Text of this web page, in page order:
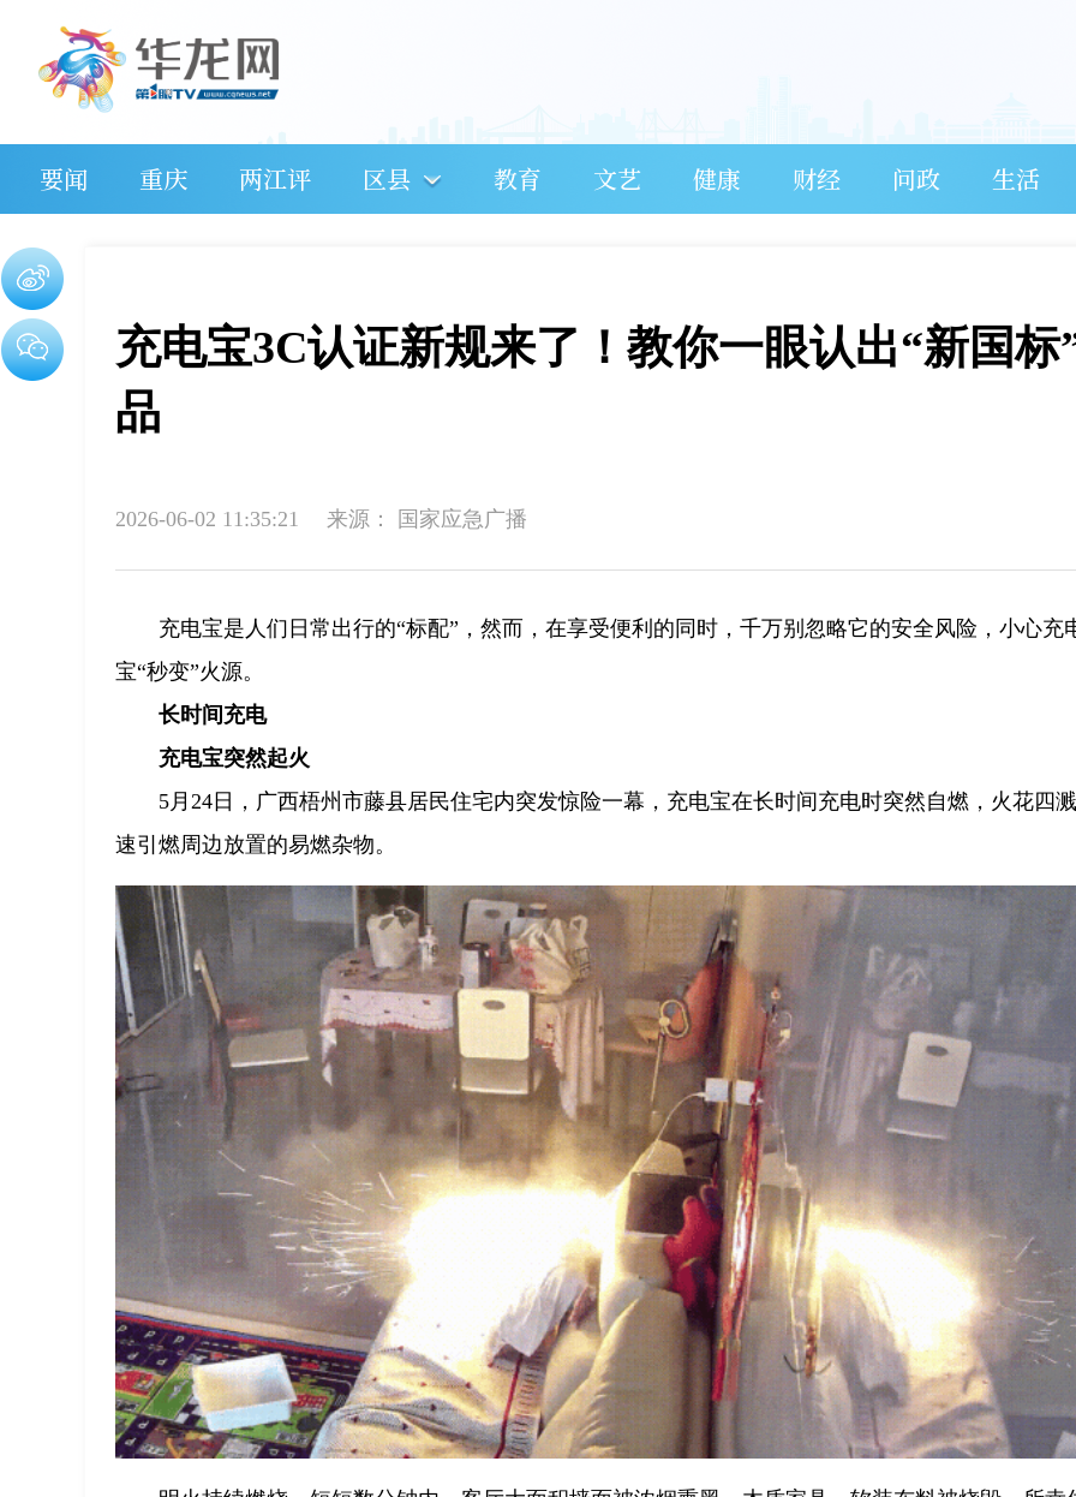
要闻 重庆 两江评 区县 教育 文艺 健康 财经 问政 生活
充电宝3C认证新规来了！教你一眼认出“新国标
品
2026-06-02 11:35:21 来源： 国家应急广播
充电宝是人们日常出行的“标配”，然而，在享受便利的同时，千万别忽略它的安全风险，小心充
宝“秒变”火源。
长时间充电
充电宝突然起火
5月24日，广西梧州市藤县居民住宅内突发惊险一幕，充电宝在长时间充电时突然自燃，火花四
速引燃周边放置的易燃杂物。